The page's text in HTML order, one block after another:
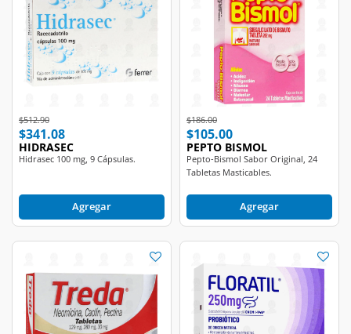
Price reduced from
$512.90to
$341.08
HIDRASEC
Hidrasec 100 mg, 9 Cápsulas.
Agregar
Price reduced from
$186.00to
$105.00
PEPTO BISMOL
Pepto-Bismol Sabor Original, 24
Tabletas Masticables.
Agregar